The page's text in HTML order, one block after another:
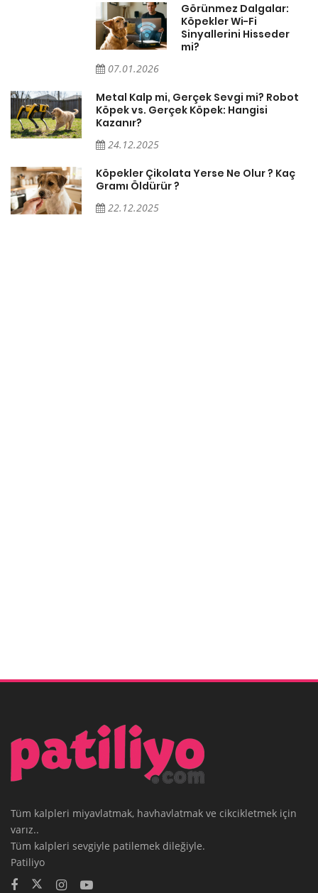
Görünmez Dalgalar:
Köpekler Wi-Fi
Sinyallerini Hisseder
mi?
07.01.2026
Metal Kalp mi, Gerçek Sevgi mi? Robot
Köpek vs. Gerçek Köpek: Hangisi
Kazanır?
24.12.2025
Köpekler Çikolata Yerse Ne Olur ? Kaç
Gramı Öldürür ?
22.12.2025
Tüm kalpleri miyavlatmak, havhavlatmak ve cikcikletmek için
varız..
Tüm kalpleri sevgiyle patilemek dileğiyle.
Patiliyo